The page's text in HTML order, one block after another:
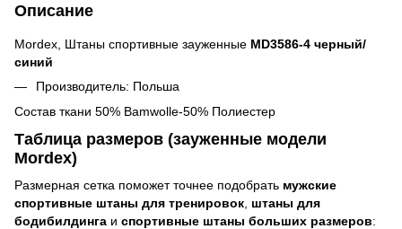
Описание
Mordex, Штаны спортивные зауженные MD3586-4 черный/
синий
Производитель: Польша
Состав ткани 50% Bamwolle-50% Полиестер
Таблица размеров (зауженные модели
Mordex)
Размерная сетка поможет точнее подобрать мужские
спортивные штаны для тренировок штаны для
бодибилдинга и спортивные штаны больших размеров: